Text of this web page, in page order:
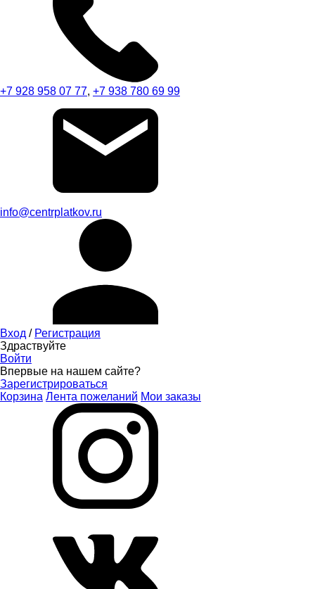
+7 928 958 07 77, +7 938 780 69 99
info@centrplatkov.ru
Вход / Регистрация
Здраствуйте
Войти
Впервые на нашем сайте?
Зарегистрироваться
Корзина Лента пожеланий Мои заказы